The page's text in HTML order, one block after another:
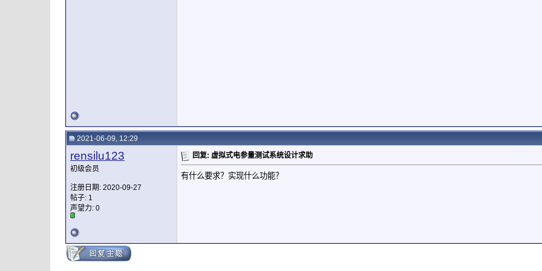
2021-06-09, 12:29
rensilu123
初级会员
注册日期: 2020-09-27
帖子: 1
声望力: 0
回复: 虚拟式电参量测试系统设计求助
有什么要求？实现什么功能？